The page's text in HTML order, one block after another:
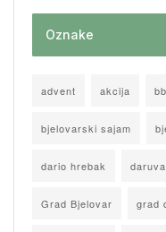
Oznake
advent akcija
bjelovarski sajam
dario hrebak
Grad Bjelovar grad